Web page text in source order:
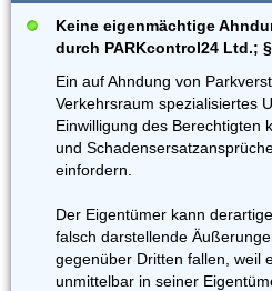
Keine eigenmächtige
durch PARKcontrol24 Ltd.;
Ein auf Ahndung von
Verkehrsraum spezialisiertes
Einwilligung des Berechtigten
und
einfordern.
Der Eigentümer kann
falsch darstellende
gegenüber Dritten fallen, weil
unmittelbar in seiner